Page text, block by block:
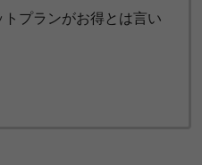
プランがお得とは言い